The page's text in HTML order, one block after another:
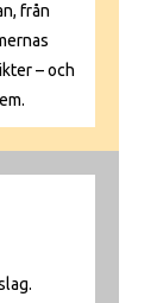
från
– och